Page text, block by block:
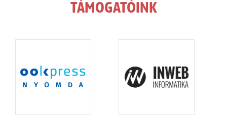
TÁMOGATÓINK